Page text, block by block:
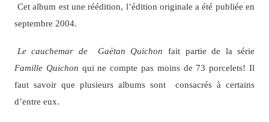
Cet album est une réédition, l’édition originale a été publiée en
septembre 2004.
Le cauchemar de Gaëtan Quichon fait partie de la série
Famille Quichon qui ne compte pas moins de 73 porcelets! Il
faut savoir que plusieurs albums sont consacrés à certains
d’entre eux.